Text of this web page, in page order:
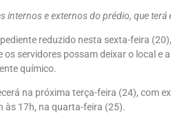
internos e externos do prédio, que
reduzido nesta sexta-feira
servidores possam deixar o local e
químico.
na próxima terça-feira (24), com
às 17h, na quarta-feira (25).